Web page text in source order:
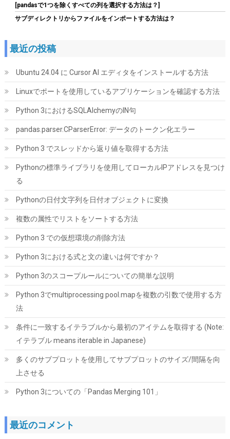
久 PS5/PS5 Pro動作確認済み メーカー5年保証
AsiaHorse ARGB PC ファン 120MM 3本 逆向(吸気) ケースファン
4Pin PWM、5V 3Pin ARGB /61.5 CFM/1800RPM/高精度・高性能
HDBベアリング/作動時間50,000時間/24個のLEDライト。Asus
( 542442) GBP 13.67 (2026-08-10 04:05 GMT +09:00 時点 -
こちら)
ORICO M.2 NVMe SSD 外付けケース USB 3.2 Gen2 10Gbps高速
データ転送 NVMe/PCIE 対応2230/2242/2260/2280 SSD ケース
M2 SSD 外付けケース 8TB容量に対応 UASPサポート ABS+アルミ
詳細はこ
[pandasで1つを除くすべての列を選択する方法は？]
サブディレクトリからファイルをインポートする方法は？
最近の投稿
Ubuntu 24.04 に Cursor AI エディタをインストールする方法
Linuxでポートを使用しているアプリケーションを確認する方法
Python 3におけるSQLAlchemyのIN句
pandas.parser.CParserError: データのトークン化エラー
Python 3 でスレッドから返り値を取得する方法
Pythonの標準ライブラリを使用してローカルIPアドレスを見つけ
る
Pythonの日付文字列を日付オブジェクトに変換
複数の属性でリストをソートする方法
Python 3 での仮想環境の削除方法
Python 3における式と文の違いは何ですか？
Python 3のスコープルールについての簡単な説明
Python 3でmultiprocessing pool.mapを複数の引数で使用する方
法
条件に一致するイテラブルから最初のアイテムを取得する (Note:
イテラブル means iterable in Japanese)
多くのサブプロットを使用してサブプロットのサイズ/間隔を向
上させる
Python 3についての「Pandas Merging 101」
最近のコメント